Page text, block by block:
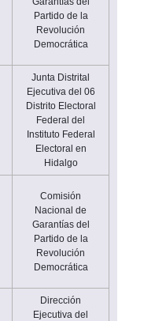
Partido de la
Revolución
Democrática
Junta Distrital
Ejecutiva del 06
Distrito Electoral
Federal del
Instituto Federal
Electoral en
Hidalgo
Comisión
Nacional de
Garantías del
Partido de la
Revolución
Democrática
Dirección
Ejecutiva del